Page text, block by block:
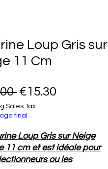
Loup Gris sur
11 Cm
Regular Price
€15.30
Sales Tax
final
Loup Gris sur Neige
11 cm et est idéale pour
ou les